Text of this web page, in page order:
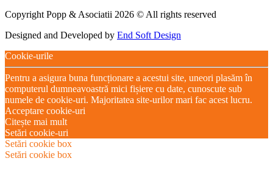
Copyright Popp & Asociatii 2026 © All rights reserved
Designed and Developed by End Soft Design
Cookie-urile
Pentru a asigura buna funcționare a acestui site, uneori plasăm în
computerul dumneavoastră mici fișiere cu date, cunoscute sub
numele de cookie-uri. Majoritatea site-urilor mari fac acest lucru.
Acceptare cookie-uri
Citește mai mult
Setări cookie-uri
Setări cookie box
Setări cookie box